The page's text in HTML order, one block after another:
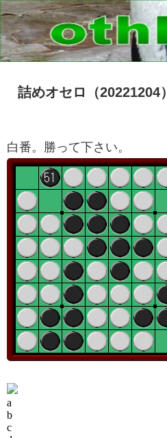
詰めオセロ（20221204）
白番。勝って下さい。